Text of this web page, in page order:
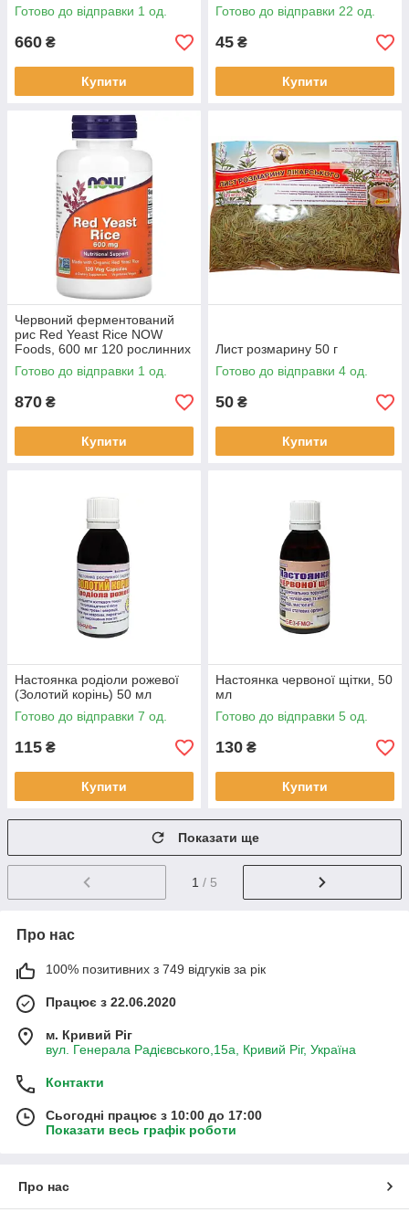
Готово до відправки 1 од.
660 ₴
Купити
Готово до відправки 22 од.
45 ₴
Купити
Червоний ферментований
рис Red Yeast Rice NOW
Foods, 600 мг 120 рослинних
капсул
Готово до відправки 1 од.
870 ₴
Купити
Лист розмарину 50 г
Готово до відправки 4 од.
50 ₴
Купити
Настоянка родіоли рожевої
(Золотий корінь) 50 мл
Готово до відправки 7 од.
115 ₴
Купити
Настоянка червоної щітки, 50
мл
Готово до відправки 5 од.
130 ₴
Купити
Показати ще
1 / 5
Про нас
100% позитивних з 749 відгуків за рік
Працює з 22.06.2020
м. Кривий Ріг
вул. Генерала Радієвського,15а, Кривий Ріг, Україна
Контакти
Сьогодні працює з 10:00 до 17:00
Показати весь графік роботи
Про нас